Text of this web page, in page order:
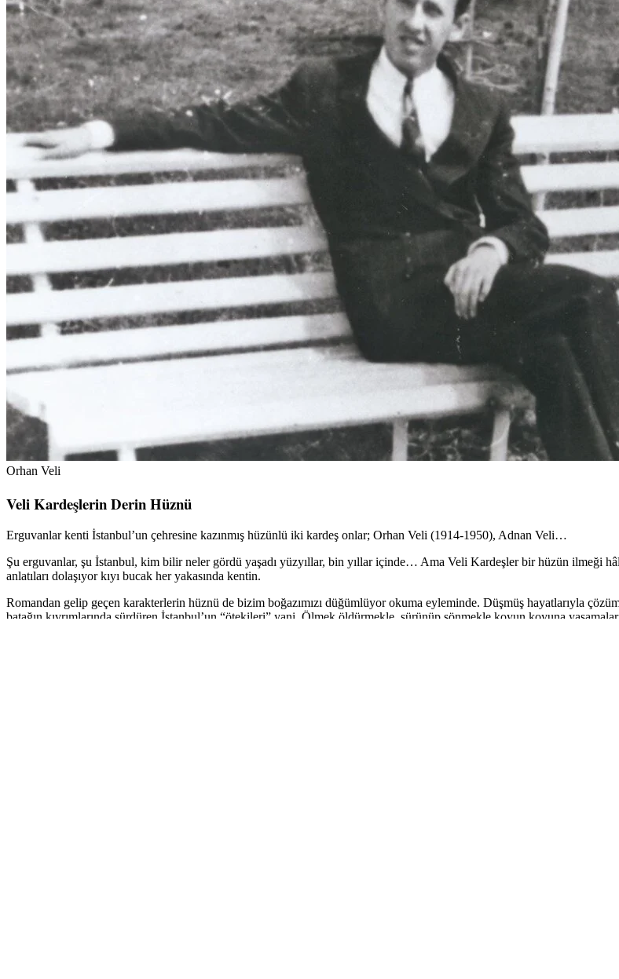
Orhan Veli
Veli Kardeşlerin Derin Hüznü
Erguvanlar kenti İstanbul’un çehresine kazınmış hüzünlü iki kardeş onlar; Orhan Veli (1914-1950), Adnan Veli…
Şu erguvanlar, şu İstanbul, kim bilir neler gördü yaşadı yüzyıllar, bin yıllar içinde… Ama Veli Kardeşler bir hüzün ilmeği
anlatıları dolaşıyor kıyı bucak her yakasında kentin.
Romandan gelip geçen karakterlerin hüznü de bizim boğazımızı düğümlüyor okuma eyleminde. Düşmüş hayatlarıyla
batağın kıvrımlarında sürdüren İstanbul’un “ötekileri” yani. Ölmek öldürmekle, sürünüp sönmekle koyun koyuna